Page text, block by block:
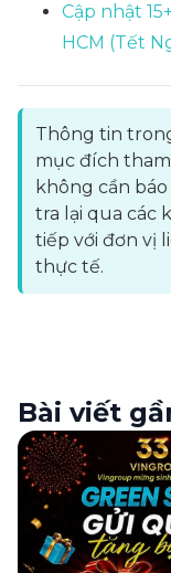
Cập nhật
HCM (Tết
Thông tin
mục đích
không cần
tra lại qua các
tiếp với đơn vị
thực tế.
Bài viết